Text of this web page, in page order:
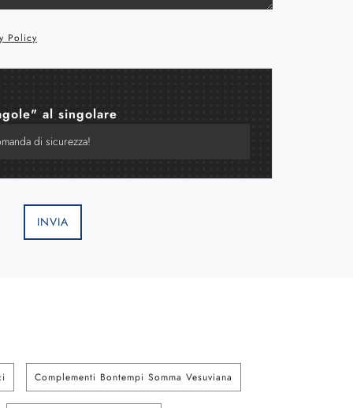
Policy
al singolare
INVIA
Complementi Bontempi Somma Vesuviana